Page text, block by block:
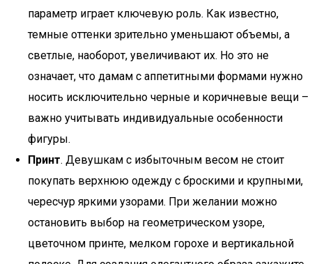
параметр играет ключевую роль. Как известно,
темные оттенки зрительно уменьшают объемы, а
светлые, наоборот, увеличивают их. Но это не
означает, что дамам с аппетитными формами нужно
носить исключительно черные и коричневые вещи –
важно учитывать индивидуальные особенности
фигуры.
Принт. Девушкам с избыточным весом не стоит
покупать верхнюю одежду с броскими и крупными,
чересчур яркими узорами. При желании можно
остановить выбор на геометрическом узоре,
цветочном принте, мелком горохе и вертикальной